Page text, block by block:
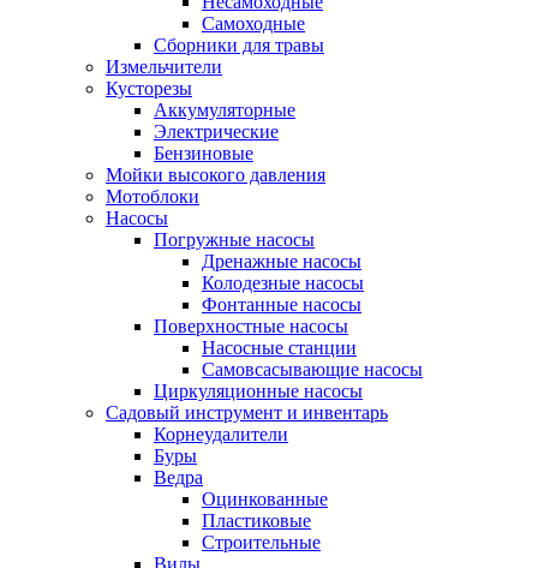
Самоходные
Сборники для травы
Измельчители
Кусторезы
Аккумуляторные
Электрические
Бензиновые
Мойки высокого давления
Мотоблоки
Насосы
Погружные насосы
Дренажные насосы
Колодезные насосы
Фонтанные насосы
Поверхностные насосы
Насосные станции
Самовсасывающие насосы
Циркуляционные насосы
Садовый инструмент и инвентарь
Корнеудалители
Буры
Ведра
Оцинкованные
Пластиковые
Строительные
Вилы